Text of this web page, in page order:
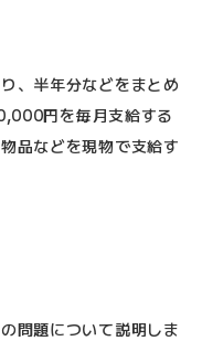
、半年分などをまとめ
円を毎月支給する
品などを現物で支給す
問題について説明しま